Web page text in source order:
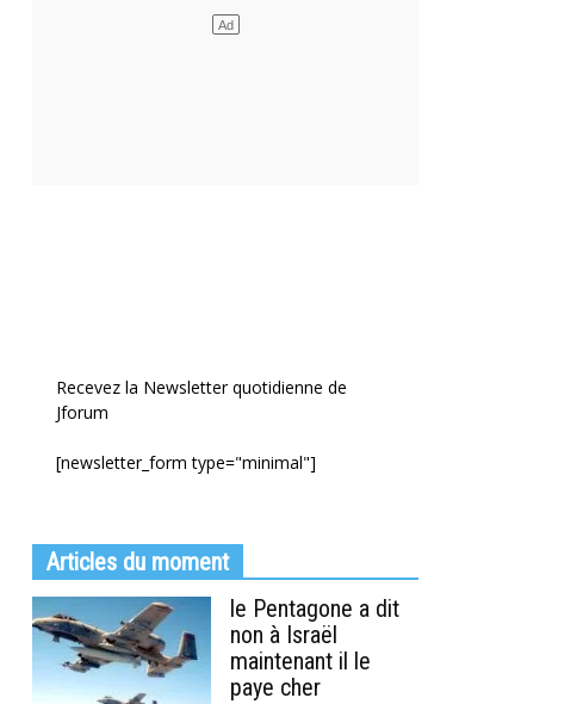
Recevez la Newsletter quotidienne de
Jforum
[newsletter_form type="minimal"]
Articles du moment
le Pentagone a dit
non à Israël
maintenant il le
paye cher